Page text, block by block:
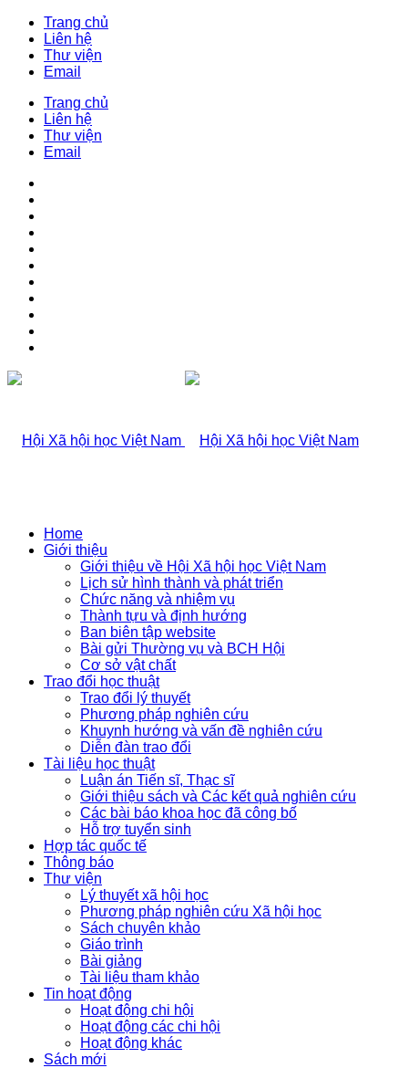
Trang chủ
Liên hệ
Thư viện
Email
Trang chủ
Liên hệ
Thư viện
Email
Home
Giới thiệu
Giới thiệu về Hội Xã hội học Việt Nam
Lịch sử hình thành và phát triển
Chức năng và nhiệm vụ
Thành tựu và định hướng
Ban biên tập website
Bài gửi Thường vụ và BCH Hội
Cơ sở vật chất
Trao đổi học thuật
Trao đổi lý thuyết
Phương pháp nghiên cứu
Khuynh hướng và vấn đề nghiên cứu
Diễn đàn trao đổi
Tài liệu học thuật
Luận án Tiến sĩ, Thạc sĩ
Giới thiệu sách và Các kết quả nghiên cứu
Các bài báo khoa học đã công bố
Hỗ trợ tuyển sinh
Hợp tác quốc tế
Thông báo
Thư viện
Lý thuyết xã hội học
Phương pháp nghiên cứu Xã hội học
Sách chuyên khảo
Giáo trình
Bài giảng
Tài liệu tham khảo
Tin hoạt động
Hoạt động chi hội
Hoạt động các chi hội
Hoạt động khác
Sách mới